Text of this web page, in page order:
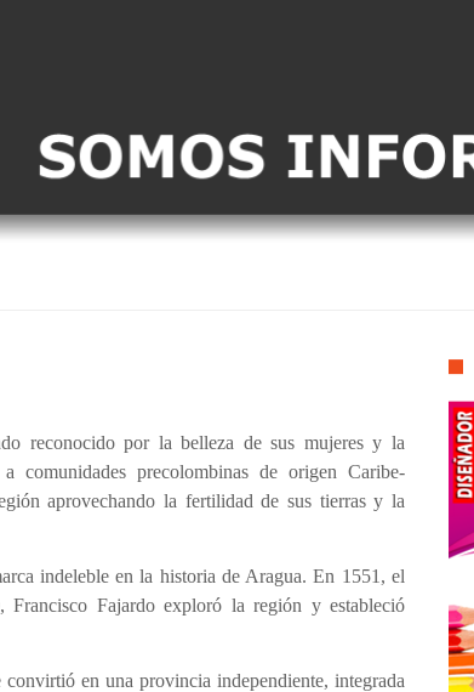
reconocido por la belleza de sus mujeres y la
comunidades precolombinas de origen Caribe-
aprovechando la fertilidad de sus tierras y la
indeleble en la historia de Aragua. En 1551, el
Fajardo exploró la región y estableció
en una provincia independiente, integrada